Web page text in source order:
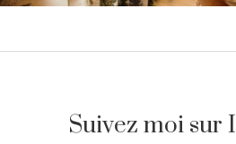
Suivez moi sur